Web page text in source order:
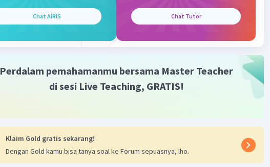
Chat AiRIS Chat Tutor
Perdalam pemahamanmu bersama Master Teacher
di sesi Live Teaching, GRATIS!
Klaim Gold gratis sekarang!
Dengan Gold kamu bisa tanya soal ke Forum sepuasnya, lho.